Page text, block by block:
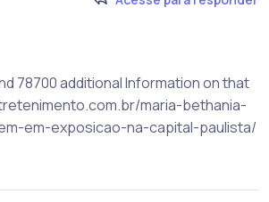
78700 additional Information on that
maria-bethania-
em-exposicao-na-capital-paulista/